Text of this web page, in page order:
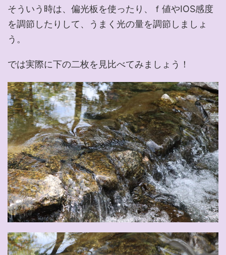
そういう時は、偏光板を使ったり、ｆ値やIOS感度
を調節したりして、うまく光の量を調節しましょ
う。
では実際に下の二枚を見比べてみましょう！